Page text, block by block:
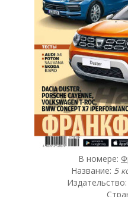
В номере:
Название: 5